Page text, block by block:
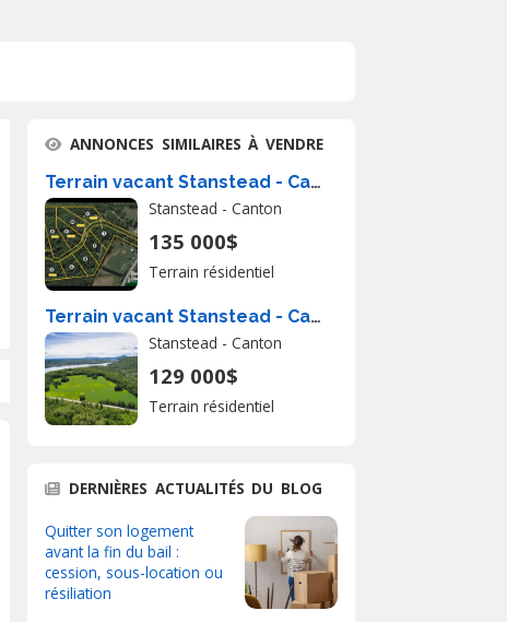
ANNONCES SIMILAIRES À VENDRE
Terrain vacant Stanstead - Canton À Vendre
Stanstead - Canton
135 000$
Terrain résidentiel
Terrain vacant Stanstead - Canton À Vendre
Stanstead - Canton
129 000$
Terrain résidentiel
DERNIÈRES ACTUALITÉS DU BLOG
Quitter son logement
avant la fin du bail :
cession, sous-location ou
résiliation